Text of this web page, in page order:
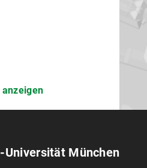
anzeigen
München